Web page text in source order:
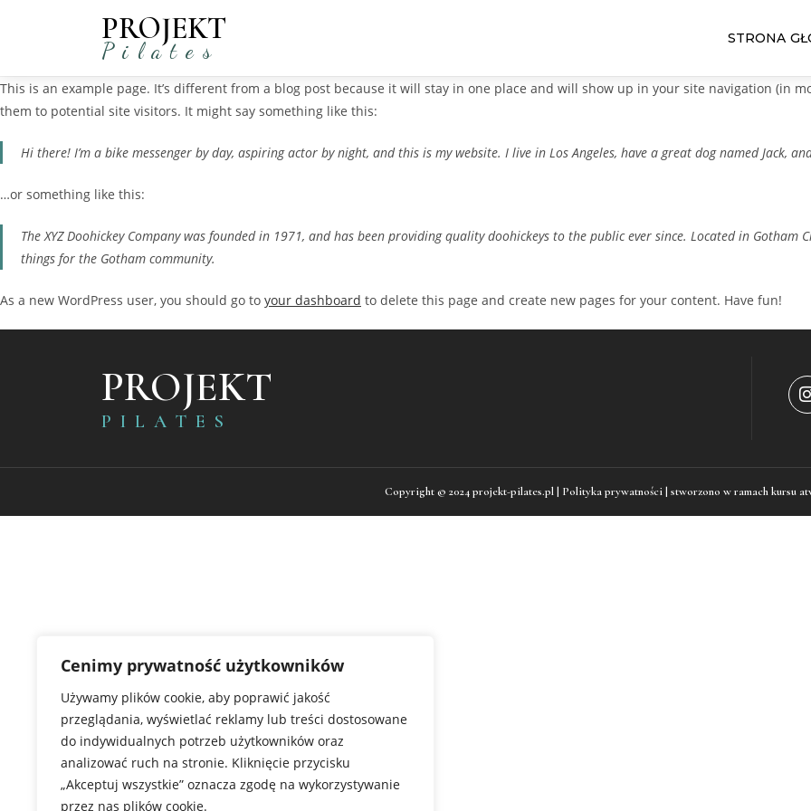
Cenimy prywatność użytkowników
Używamy plików cookie, aby poprawić jakość
przeglądania, wyświetlać reklamy lub treści dostosowane
do indywidualnych potrzeb użytkowników oraz
analizować ruch na stronie. Kliknięcie przycisku
„Akceptuj wszystkie” oznacza zgodę na wykorzystywanie
przez nas plików cookie.
PROJEKT
Pilates STRONA
This is an example page. It’s different from a blog post because it will stay in one place and will show up in your site navigation (in
them to potential site visitors. It might say something like this:
Hi there! I’m a bike messenger by day, aspiring actor by night, and this is my website. I live in Los Angeles, have a great dog named Jack,
…or something like this:
The XYZ Doohickey Company was founded in 1971, and has been providing quality doohickeys to the public ever since. Located in Gotham
things for the Gotham community.
As a new WordPress user, you should go to your dashboard to delete this page and create new pages for your content. Have fun!
PROJEKT
PILATES
Copyright © 2024 projekt-pilates.pl | Polityka prywatności| stworzono w ramach kursu